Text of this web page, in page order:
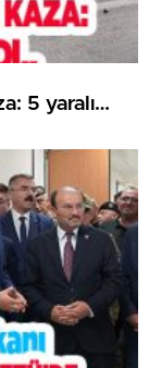
5 yaralı…